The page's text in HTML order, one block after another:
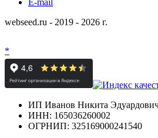
E-mail
webseed.ru - 2019 - 2026 г.
*
ИП Иванов Никита
ИНН: 165036260002
ОГРНИП: 325169000241540